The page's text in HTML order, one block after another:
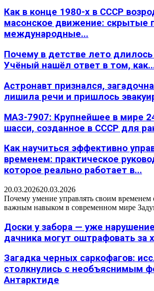
Как в конце 1980-х в СССР
масонское движение: скрытые
международные...
Почему в детстве лето длилось
Учёный нашёл ответ в том,
Астронавт признался,
лишила речи и пришлось
МАЗ-7907: Крупнейшее в мире
шасси, созданное в СССР для
Как научиться эффективно
временем: практическое
которое реально работает в...
20.03.202620.03.2026
Почему умение управлять своим временем
важным навыком в современном мире
Доски у забора — уже
дачника могут оштрафовать за
Загадка черных саркофагов:
столкнулись с необъяснимым
Антарктиде